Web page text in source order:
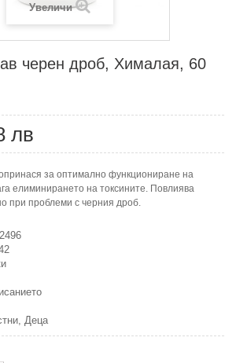
Увеличи
черен дроб, Хималая, 60
лв
за оптимално функциониране на
елиминирането на токсините. Повлиява
при проблеми с черния дроб.
Деца